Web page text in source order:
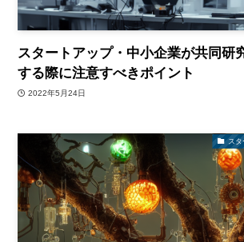
スタートアップ・中小企業が共同研
する際に注意すべきポイント
2022年5月24日
スタ